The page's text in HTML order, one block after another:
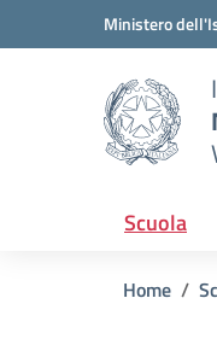
Vai ai contenuti
Vai al menu di navigazione
Ministero
Scuola
Home